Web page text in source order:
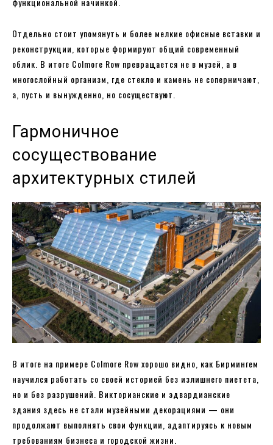
Отдельно стоит упомянуть и более мелкие офисные вставки и
реконструкции, которые формируют общий современный
облик. В итоге Colmore Row превращается не в музей, а в
многослойный организм, где стекло и камень не соперничают,
а, пусть и вынужденно, но сосуществуют.
Гармоничное
сосуществование
архитектурных стилей
В итоге на примере Colmore Row хорошо видно, как Бирмингем
научился работать со своей историей без излишнего пиетета,
но и без разрушений. Викторианские и эдвардианские
здания здесь не стали музейными декорациями — они
продолжают выполнять свои функции, адаптируясь к новым
требованиям бизнеса и городской жизни.